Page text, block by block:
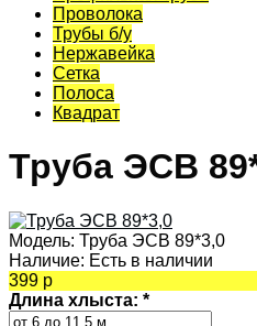
Проволока
Трубы б/у
Нержавейка
Сетка
Полоса
Квадрат
Труба ЭСВ
Модель: Труба ЭСВ 89*3,0
Наличие: Есть в наличии
399 р
Длина хлыста: *